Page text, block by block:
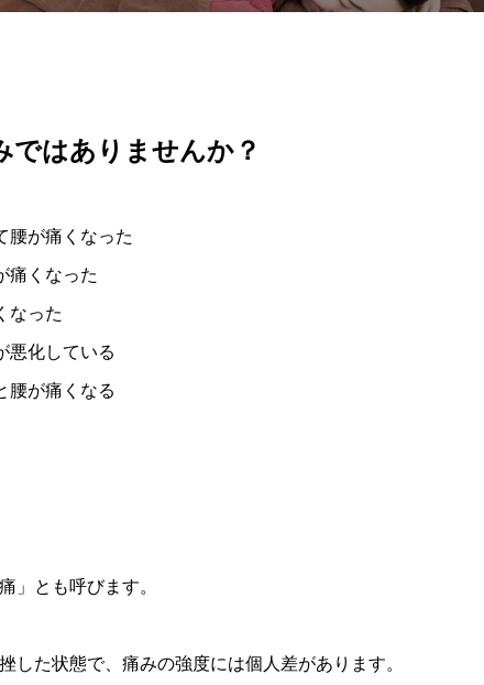
ではありませんか？
腰が痛くなった
痛くなった
なった
悪化している
腰が痛くなる
」とも呼びます。
した状態で、痛みの強度には個人差があります。